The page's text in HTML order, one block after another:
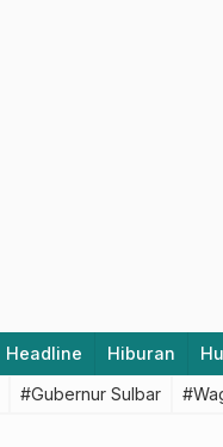
Headline Hiburan
#Gubernur Sulbar